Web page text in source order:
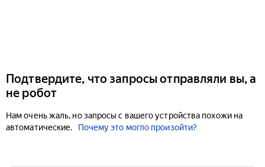
Подтвердите, что запросы отправляли вы, а
не робот
Нам очень жаль, но запросы с вашего устройства похожи на
автоматические.
Почему это могло произойти?